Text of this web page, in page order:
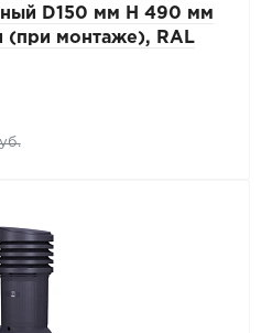
D150 мм Н 490 мм
(при монтаже), RAL